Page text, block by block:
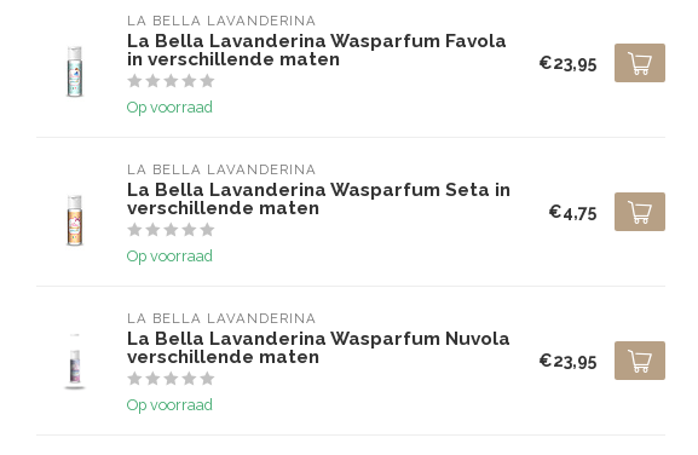
LA BELLA LAVANDERINA
La Bella Lavanderina Wasparfum Favola
in verschillende maten
Op voorraad
€23,95
LA BELLA LAVANDERINA
La Bella Lavanderina Wasparfum Seta in
verschillende maten
Op voorraad
€4,75
LA BELLA LAVANDERINA
La Bella Lavanderina Wasparfum Nuvola
verschillende maten
Op voorraad
€23,95